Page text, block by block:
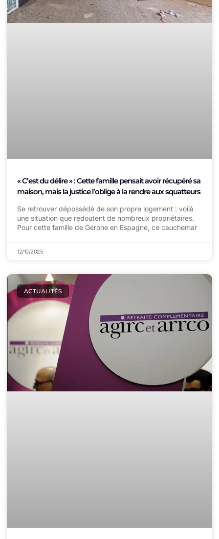
« C’est du délire » : Cette famille pensait avoir récupéré sa
maison, mais la justice l’oblige à la rendre aux squatteurs
Se retrouver dépossédé de son propre logement : voilà
une situation que redoutent de nombreux propriétaires.
Pour cette famille de Gérone en Espagne, ce cauchemar
12/10/2025
ACTUALITÉS